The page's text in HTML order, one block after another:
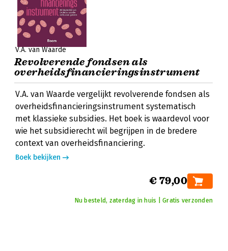
V.A. van Waarde
Revolverende fondsen als
overheidsfinancieringsinstrument
V.A. van Waarde vergelijkt revolverende fondsen als
overheidsfinancieringsinstrument systematisch
met klassieke subsidies. Het boek is waardevol voor
wie het subsidierecht wil begrijpen in de bredere
context van overheidsfinanciering.
Boek bekijken
€ 79,00
Nu besteld, zaterdag in huis | Gratis verzonden